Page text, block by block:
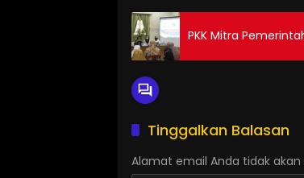
PKK Mitra
Tinggalkan Balasan
Alamat email Anda tidak akan